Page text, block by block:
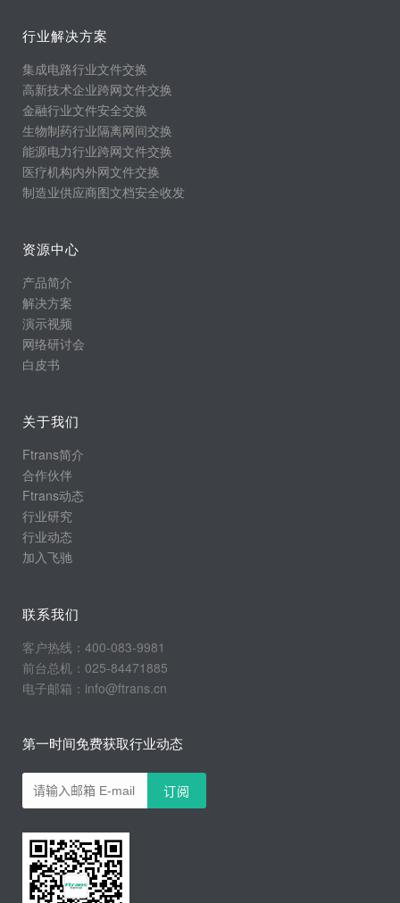
行业解决方案
集成电路行业文件交换
高新技术企业跨网文件交换
金融行业文件安全交换
生物制药行业隔离网间交换
能源电力行业跨网文件交换
医疗机构内外网文件交换
制造业供应商图文档安全收发
资源中心
产品简介
解决方案
演示视频
网络研讨会
白皮书
关于我们
Ftrans简介
合作伙伴
Ftrans动态
行业研究
行业动态
加入飞驰
联系我们
客户热线：400-083-9981
前台总机：025-84471885
电子邮箱：info@ftrans.cn
第一时间免费获取行业动态